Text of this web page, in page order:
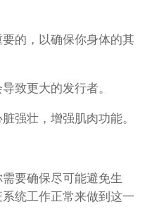
的，以确保你身体的其
致更大的发行者。
强壮，增强肌肉功能。
要确保尽可能避免生
统工作正常来做到这一